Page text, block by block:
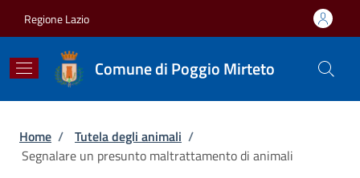
Regione Lazio
Comune di Poggio Mirteto
Briciole di pane
Home / Tutela degli animali /
Segnalare un presunto maltrattamento di animali